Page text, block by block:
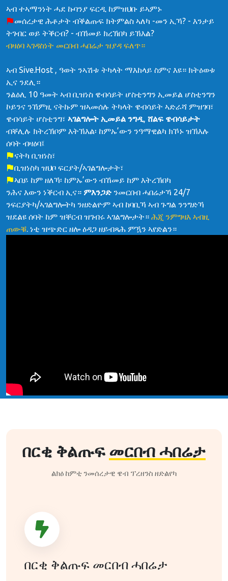
ኣብ ተኣማንነት ሓደ ኩባንያ ፍርዲ ከምዝህቡ ይኣምኑ
መሰረታዊ ሕቶታት ብቕልጡፍ ክትምልስ ኣለካ -መን ኢኻ? - እንታይ
ትገብር ወይ ትቕርብ? - ብኸመይ ክረኽበካ ይኽእል?
ብዛዕባ ኣገዳስነት መርበብ ሓበሬታ ዝያዳ ፍለጥ።
ኣብ Sive.Host , ዓወት ንኣሽቱ ትካላት ማእከላይ ስምና እዩ። ክትዕወቱ
ኢና ንደሊ።
ንልዕሊ 10 ዓመት ኣብ ቢዝነስ ዌብሳይት ሆስቲንግን ኢመይል ሆስቲንግን
ኮይንና ንኸምዚ ናትኩም ዝኣመሰሉ ትካላት ዌብሳይት ኣድራሻ ምዝገባ፣
ዌብሳይት ሆስቲንግ፣ ኣገልግሎት ኢመይል ንግዲ, ሸልፍ ዌብሳይታት
ብቐሊሉ ክትረኽቦም እትኽእል፡ ከምኡ’ውን ንዓማዊልካ ክኾኑ ዝኽእሉ
ሰባት ብዛዕባ፤
ናትካ ቢዝነስ፣
ቢዝነስካ ዝህቦ ፍርያት/ኣገልግሎታት፣
ኣበይ ከም ዘለኻ፡ ከምኡ’ውን ብኸመይ ከም እትረኽበካ
ንሕና እውን ነቕርብ ኢና። ምእንጋድ ንመርበብ ሓበሬታኻ 24/7
ንፍርያትካ/ኣገልግሎትካ ንዘድልዮም ኣብ ከባቢኻ ኣብ ጉግል ንንግድኻ
ዝደልዩ ሰባት ከም ዝቐርብ ዝገብሩ ኣገልግሎታት። ሕጂ ንምግዛእ ኣብዚ
ጠውቑ. ነቲ ዝጭድር ዘሎ ዕዳጋ ዘይብጻሕ ምዃን ኣየድልን።
በርቂ ቅልጡፍ መርበብ ሓበሬታ
ልክዕ ከምቲ ንመሰረታዊ ዌብ ፕረዘንስ ዘድልየካ
በርቂ ቅልጡፍ መርበብ ሓበሬታ